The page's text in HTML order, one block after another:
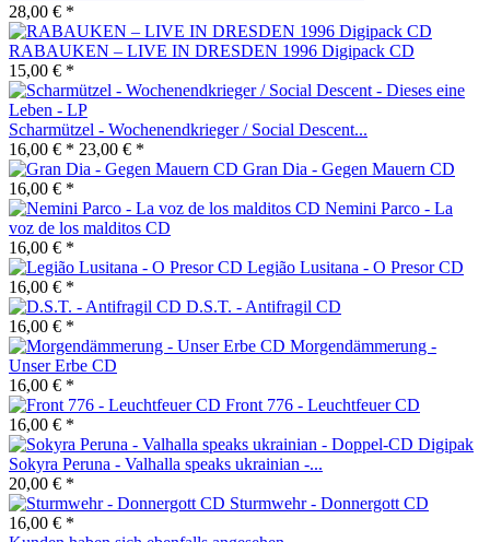
28,00 € *
RABAUKEN – LIVE IN DRESDEN 1996 Digipack CD
15,00 € *
Scharmützel - Wochenendkrieger / Social Descent...
16,00 € * 23,00 € *
Gran Dia - Gegen Mauern CD
16,00 € *
Nemini Parco - La
voz de los malditos CD
16,00 € *
Legião Lusitana - O Presor CD
16,00 € *
D.S.T. - Antifragil CD
16,00 € *
Morgendämmerung -
Unser Erbe CD
16,00 € *
Front 776 - Leuchtfeuer CD
16,00 € *
Sokyra Peruna - Valhalla speaks ukrainian -...
20,00 € *
Sturmwehr - Donnergott CD
16,00 € *